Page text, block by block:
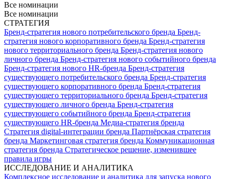
Все номинации
Все номинации
СТРАТЕГИЯ
Бренд-стратегия нового потребительского бренда Бренд-
стратегия нового корпоративного бренда Бренд-стратегия
нового территориального бренда Бренд-стратегия нового
личного бренда Бренд-стратегия нового событийного бренда
Бренд-стратегия нового HR-бренда Бренд-стратегия
существующего потребительского бренда Бренд-стратегия
существующего корпоративного бренда Бренд-стратегия
существующего территориального бренда Бренд-стратегия
существующего личного бренда Бренд-стратегия
существующего событийного бренда Бренд-стратегия
существующего HR-бренда Медиа-стратегия бренда
Стратегия digital-интеграции бренда Партнёрская стратегия
бренда Маркетинговая стратегия бренда Коммуникационная
стратегия бренда Стратегическое решение, изменившее
правила игры
ИССЛЕДОВАНИЕ И АНАЛИТИКА
Комплексное исследование и аналитика для запуска нового